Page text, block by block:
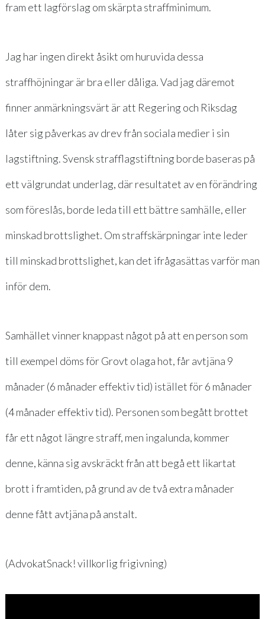
fram ett lagförslag om skärpta straffminimum.
Jag har ingen direkt åsikt om huruvida dessa
straffhöjningar är bra eller dåliga. Vad jag däremot
finner anmärkningsvärt är att Regering och Riksdag
låter sig påverkas av drev från sociala medier i sin
lagstiftning. Svensk strafflagstiftning borde baseras på
ett välgrundat underlag, där resultatet av en förändring
som föreslås, borde leda till ett bättre samhälle, eller
minskad brottslighet. Om straffskärpningar inte leder
till minskad brottslighet, kan det ifrågasättas varför man
inför dem.
Samhället vinner knappast något på att en person som
till exempel döms för Grovt olaga hot, får avtjäna 9
månader (6 månader effektiv tid) istället för 6 månader
(4 månader effektiv tid). Personen som begått brottet
får ett något längre straff, men ingalunda, kommer
denne, känna sig avskräckt från att begå ett likartat
brott i framtiden, på grund av de två extra månader
denne fått avtjäna på anstalt.
(AdvokatSnack! villkorlig frigivning)